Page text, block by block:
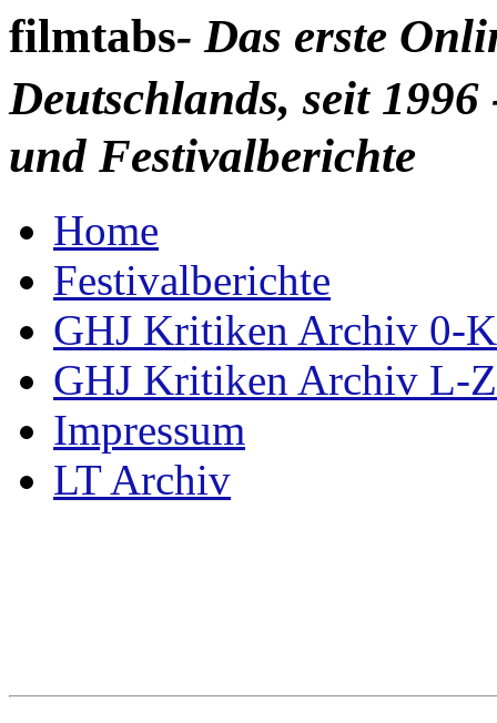
filmtabs- Das erste
Deutschlands, seit
und Festivalberichte
Home
Festivalberichte
GHJ Kritiken Archiv 0-K
GHJ Kritiken Archiv L-Z
Impressum
LT Archiv